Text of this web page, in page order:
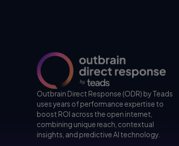
Outbrain Direct Response (ODR) by Teads
uses years of performance expertise to
boost ROI across the open internet,
combining unique reach, contextual
insights, and predictive AI technology.